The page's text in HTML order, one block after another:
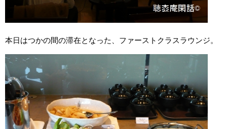
本日はつかの間の滞在となった、ファーストクラスラウンジ。